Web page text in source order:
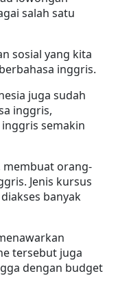
salah satu
sosial yang kita
inggris.
juga sudah
inggris,
semakin
membuat orang-
Jenis kursus
banyak
tersebut juga
dengan budget